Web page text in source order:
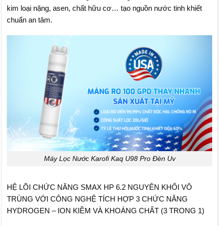
kim loại nặng, asen, chất hữu cơ… tạo nguồn nước tinh khiết
chuẩn an tâm.
Máy Lọc Nước Karofi Kaq U98 Pro Đèn Uv
HỆ LÕI CHỨC NĂNG SMAX HP 6.2 NGUYÊN KHỐI VÔ
TRÙNG VỚI CÔNG NGHỆ TÍCH HỢP 3 CHỨC NĂNG
HYDROGEN – ION KIỀM VÀ KHOÁNG CHẤT (3 TRONG 1)